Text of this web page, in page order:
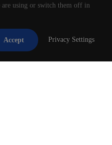
RESTAURACION S.L.
RESERVADOS.
using or switch them off in
Accept Privacy Settings